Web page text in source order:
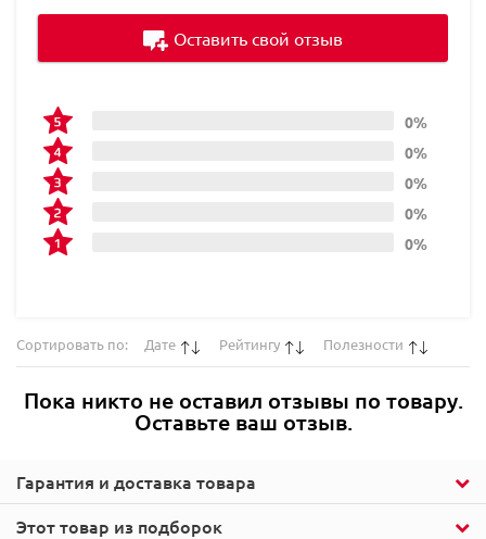
Этот товар из подборок
Гарантия и доставка товара
0%
0%
0%
0%
0%
Оставить свой отзыв
Сортировать по: Дате Рейтингу Полезности
Пока никто не оставил отзывы по товару.
Оставьте ваш отзыв.